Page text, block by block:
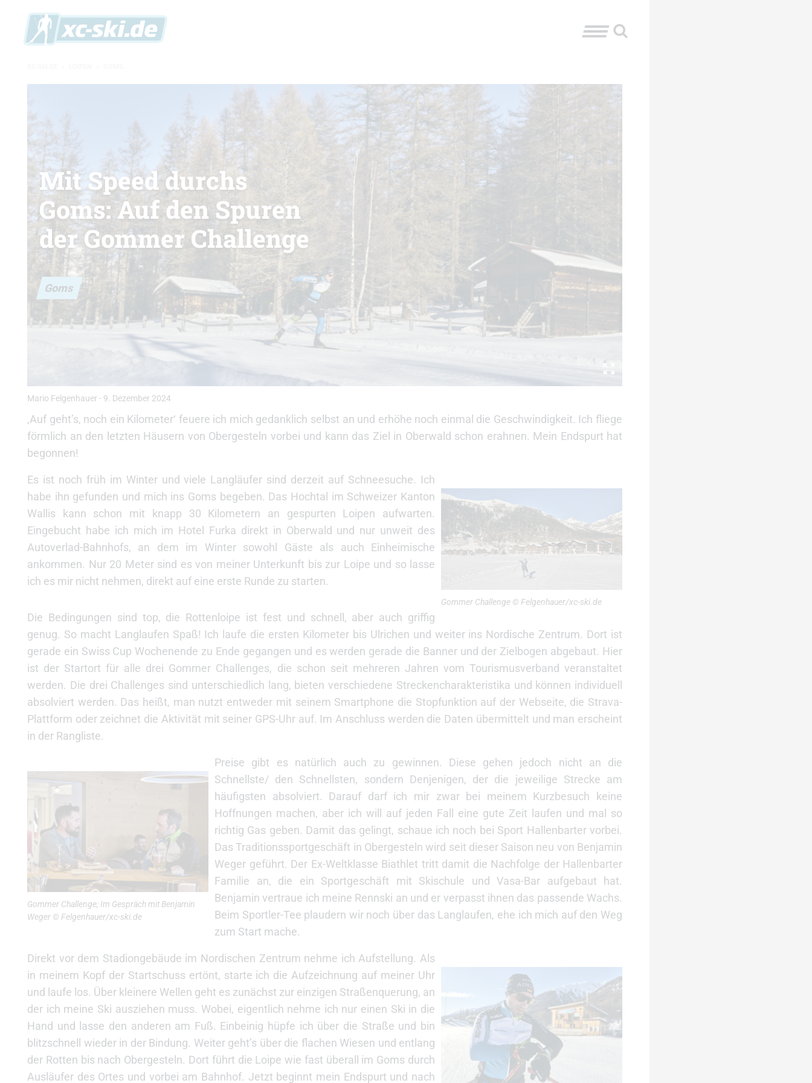
Goms
Mit Speed durchs
Goms: Auf den Spuren
der Gommer Challenge
Mario Felgenhauer - 9. Dezember 2024
‚Auf geht’s, noch ein Kilometer‘ feuere ich mich gedanklich selbst an und erhöhe noch einmal die Geschwindigkeit. Ich fliege
förmlich an den letzten Häusern von Obergesteln vorbei und kann das Ziel in Oberwald schon erahnen. Mein Endspurt hat
begonnen!
Gommer Challenge © Felgenhauer/xc-ski.de
Es ist noch früh im Winter und viele Langläufer sind derzeit auf Schneesuche. Ich
habe ihn gefunden und mich ins Goms begeben. Das Hochtal im Schweizer Kanton
Wallis kann schon mit knapp 30 Kilometern an gespurten Loipen aufwarten.
Eingebucht habe ich mich im Hotel Furka direkt in Oberwald und nur unweit des
Autoverlad-Bahnhofs, an dem im Winter sowohl Gäste als auch Einheimische
ankommen. Nur 20 Meter sind es von meiner Unterkunft bis zur Loipe und so lasse
ich es mir nicht nehmen, direkt auf eine erste Runde zu starten.
Die Bedingungen sind top, die Rottenloipe ist fest und schnell, aber auch griffig
genug. So macht Langlaufen Spaß! Ich laufe die ersten Kilometer bis Ulrichen und weiter ins Nordische Zentrum. Dort ist
gerade ein Swiss Cup Wochenende zu Ende gegangen und es werden gerade die Banner und der Zielbogen abgebaut. Hier
ist der Startort für alle drei Gommer Challenges, die schon seit mehreren Jahren vom Tourismusverband veranstaltet
werden. Die drei Challenges sind unterschiedlich lang, bieten verschiedene Streckencharakteristika und können individuell
absolviert werden. Das heißt, man nutzt entweder mit seinem Smartphone die Stopfunktion auf der Webseite, die Strava-
Plattform oder zeichnet die Aktivität mit seiner GPS-Uhr auf. Im Anschluss werden die Daten übermittelt und man erscheint
in der Rangliste.
Gommer Challenge; Im Gespräch mit Benjamin
Weger © Felgenhauer/xc-ski.de
Preise gibt es natürlich auch zu gewinnen. Diese gehen jedoch nicht an die
Schnellste/ den Schnellsten, sondern Denjenigen, der die jeweilige Strecke am
häufigsten absolviert. Darauf darf ich mir zwar bei meinem Kurzbesuch keine
Hoffnungen machen, aber ich will auf jeden Fall eine gute Zeit laufen und mal so
richtig Gas geben. Damit das gelingt, schaue ich noch bei Sport Hallenbarter vorbei.
Das Traditionssportgeschäft in Obergesteln wird seit dieser Saison neu von Benjamin
Weger geführt. Der Ex-Weltklasse Biathlet tritt damit die Nachfolge der Hallenbarter
Familie an, die ein Sportgeschäft mit Skischule und Vasa-Bar aufgebaut hat.
Benjamin vertraue ich meine Rennski an und er verpasst ihnen das passende Wachs.
Beim Sportler-Tee plaudern wir noch über das Langlaufen, ehe ich mich auf den Weg
zum Start mache.
Direkt vor dem Stadiongebäude im Nordischen Zentrum nehme ich Aufstellung. Als
in meinem Kopf der Startschuss ertönt, starte ich die Aufzeichnung auf meiner Uhr
und laufe los. Über kleinere Wellen geht es zunächst zur einzigen Straßenquerung, an
der ich meine Ski ausziehen muss. Wobei, eigentlich nehme ich nur einen Ski in die
Hand und lasse den anderen am Fuß. Einbeinig hüpfe ich über die Straße und bin
blitzschnell wieder in der Bindung. Weiter geht’s über die flachen Wiesen und entlang
der Rotten bis nach Obergesteln. Dort führt die Loipe wie fast überall im Goms durch
Ausläufer des Ortes und vorbei am Bahnhof. Jetzt beginnt mein Endspurt und nach